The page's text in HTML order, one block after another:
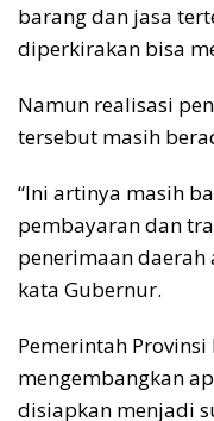
barang dan jasa
diperkirakan bisa
Namun realisasi
tersebut masih
“Ini artinya masih
pembayaran dan
penerimaan daerah
kata Gubernur.
Pemerintah
mengembangkan
disiapkan menjadi